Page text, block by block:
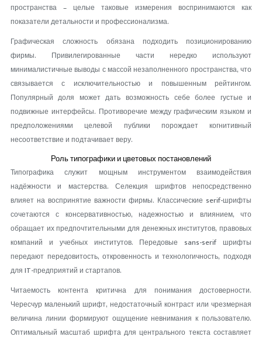
пространства – целые таковые измерения воспринимаются как
показатели детальности и профессионализма.
Графическая сложность обязана подходить позиционированию
фирмы. Привилегированные части нередко используют
минималистичные выводы с массой незаполненного пространства, что
связывается с исключительностью и повышенным рейтингом.
Популярный доля может дать возможность себе более густые и
подвижные интерфейсы. Противоречие между графическим языком и
предположениями целевой публики порождает когнитивный
несоответствие и подтачивает веру.
Роль типографики и цветовых постановлений
Типографика служит мощным инструментом взаимодействия
надёжности и мастерства. Селекция шрифтов непосредственно
влияет на воспринятие важности фирмы. Классические serif-шрифты
сочетаются с консервативностью, надежностью и влиянием, что
обращает их предпочтительными для денежных институтов, правовых
компаний и учебных институтов. Передовые sans-serif шрифты
передают передовитость, откровенность и технологичность, подходя
для IT-предприятий и стартапов.
Читаемость контента критична для понимания достоверности.
Чересчур маленький шрифт, недостаточный контраст или чрезмерная
величина линии формируют ощущение невнимания к пользователю.
Оптимальный масштаб шрифта для центрального текста составляет